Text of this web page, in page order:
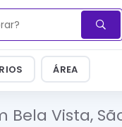
ÁREA
Vista,